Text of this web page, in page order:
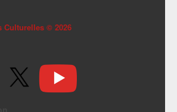
Culturelles © 2026